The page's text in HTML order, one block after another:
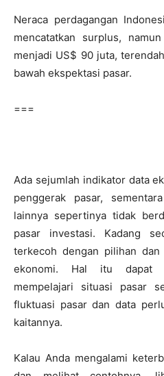
Neraca perdagangan
mencatatkan surplus,
menjadi US$ 90 juta,
bawah ekspektasi pasar.
===
Ada sejumlah indikator data
penggerak pasar,
lainnya sepertinya tidak
pasar investasi. Kadang
terkecoh dengan pilihan
ekonomi. Hal itu dapat
mempelajari situasi pasar
fluktuasi pasar dan data
kaitannya.
Kalau Anda mengalami